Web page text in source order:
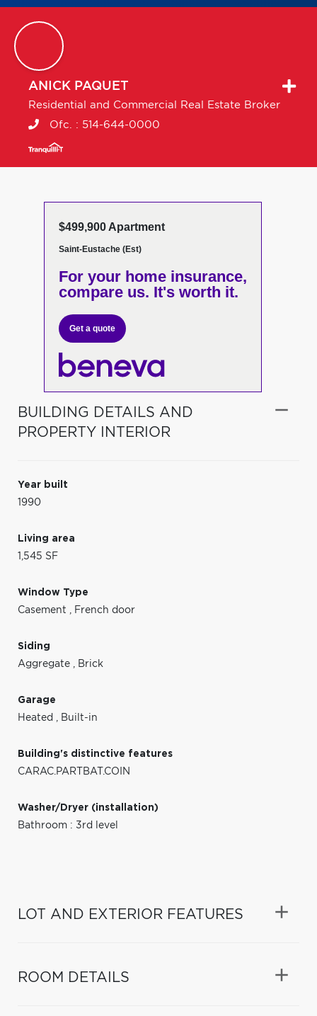
ANICK PAQUET
Residential and Commercial Real Estate Broker
Ofc. : 514-644-0000
$499,900 Apartment
Saint-Eustache (Est)
For your home insurance,
compare us. It's worth it.
Get a quote
BUILDING DETAILS AND
PROPERTY INTERIOR
Year built
1990
Living area
1,545 SF
Window Type
Casement , French door
Siding
Aggregate , Brick
Garage
Heated , Built-in
Building's distinctive features
CARAC.PARTBAT.COIN
Washer/Dryer (installation)
Bathroom : 3rd level
LOT AND EXTERIOR FEATURES
ROOM DETAILS